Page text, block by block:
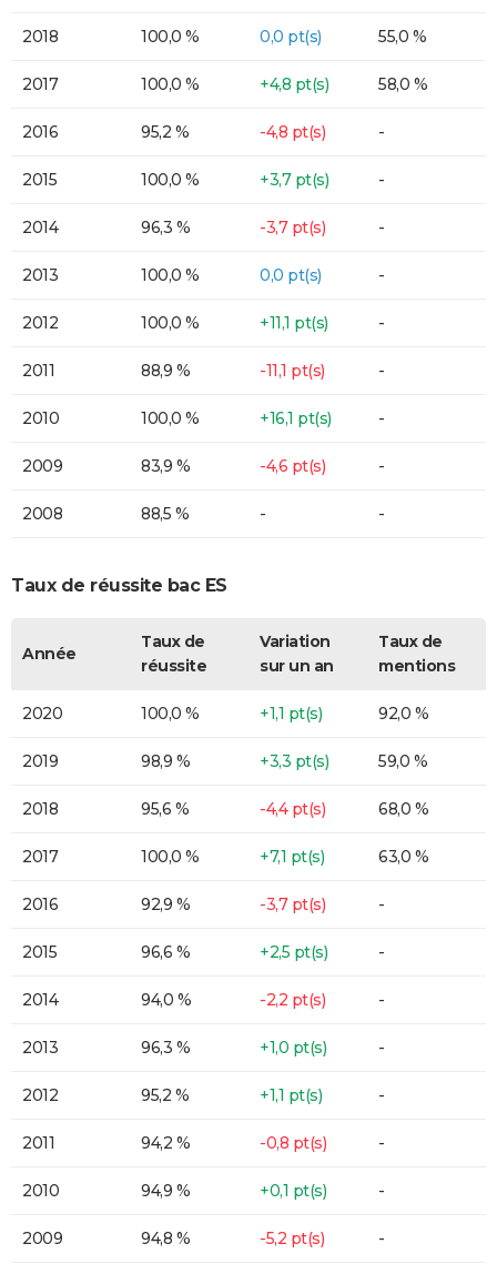
2018 100,0 % 0,0 pt(s) 55,0 %
2017 100,0 % +4,8 pt(s) 58,0 %
2016 95,2 % -4,8 pt(s) -
2015 100,0 % +3,7 pt(s) -
2014 96,3 % -3,7 pt(s) -
2013 100,0 % 0,0 pt(s) -
2012 100,0 % +11,1 pt(s) -
2011 88,9 % -11,1 pt(s) -
2010 100,0 % +16,1 pt(s) -
2009 83,9 % -4,6 pt(s) -
2008 88,5 % - -
Taux de réussite bac ES
Année
Taux de
réussite
Variation
sur un an
Taux de
mentions
2020 100,0 % +1,1 pt(s) 92,0 %
2019 98,9 % +3,3 pt(s) 59,0 %
2018 95,6 % -4,4 pt(s) 68,0 %
2017 100,0 % +7,1 pt(s) 63,0 %
2016 92,9 % -3,7 pt(s) -
2015 96,6 % +2,5 pt(s) -
2014 94,0 % -2,2 pt(s) -
2013 96,3 % +1,0 pt(s) -
2012 95,2 % +1,1 pt(s) -
2011 94,2 % -0,8 pt(s) -
2010 94,9 % +0,1 pt(s) -
2009 94,8 % -5,2 pt(s) -